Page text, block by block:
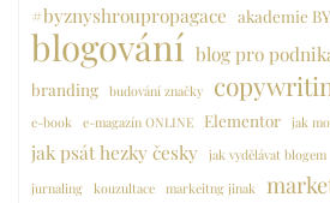
#byznyshroupropagace akademie
blogování blog pro
branding budování značky
e-book e-magazín ONLINE Elementor jak
jak psát hezky česky jak vydělávat blogem
jurnaling kouzultace markeitng jinak